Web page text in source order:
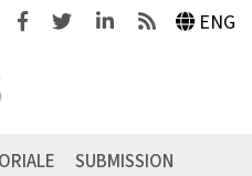
FacebookTwitterLinkedinFeeds ENG
SUBMISSION